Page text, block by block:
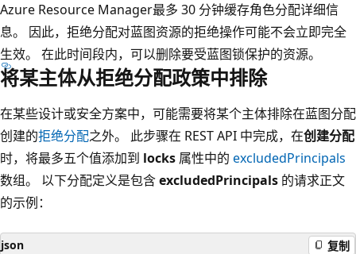
Azure Resource Manager最多 30 分钟缓存角色分配详细信
息。 因此，拒绝分配对蓝图资源的拒绝操作可能不会立即完全
生效。 在此时间段内，可以删除要受蓝图锁保护的资源。
将某主体从拒绝分配政策中排除
在某些设计或安全方案中，可能需要将某个主体排除在蓝图分配
创建的拒绝分配之外。 此步骤在 REST API 中完成，在创建分配
时，将最多五个值添加到 locks 属性中的 excludedPrincipals
数组。 以下分配定义是包含excludedPrincipals 的请求正文
的示例：
json 复制